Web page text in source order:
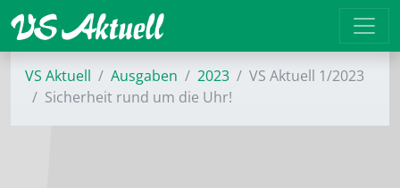
VS Aktuell Ausgaben 2023
VS Aktuell 1/2023
Sicherheit rund um die Uhr!